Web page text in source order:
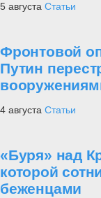
5 августа Статьи
Фронтовой
Путин
4 августа Статьи
«Буря» над
которой
беженцами